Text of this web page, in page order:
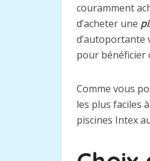
couramment
d’acheter une
d’autoportante
pour bénéficier
Comme vous
les plus faciles
piscines Intex